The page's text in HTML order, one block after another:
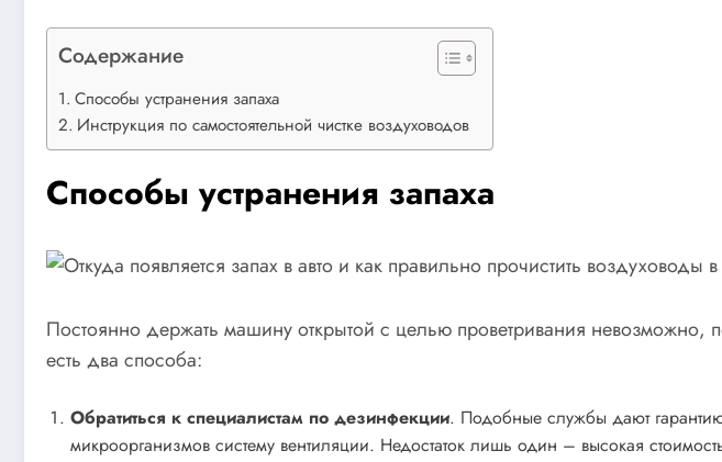
Содержание
Способы устранения запаха
Инструкция по самостоятельной чистке воздуховодов
Способы устранения запаха
Постоянно держать машину открытой с целью проветривания
есть два способа:
Обратиться к специалистам по дезинфекции. Подобные службы дают
микроорганизмов систему вентиляции. Недостаток лишь один – высокая